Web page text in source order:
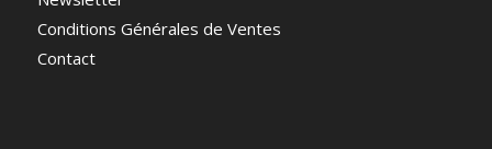
Conditions Générales de Ventes
Contact